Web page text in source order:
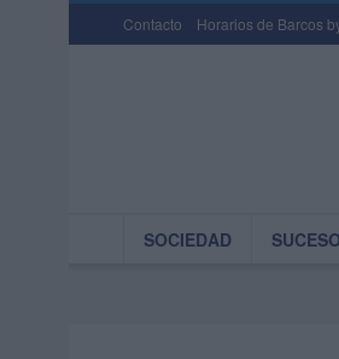
Contacto Horarios de Barcos
SOCIEDAD